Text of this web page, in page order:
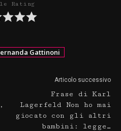
Rating
Gattinoni
Articolo successivo
Frase di Karl
Lagerfeld Non ho mai
giocato con gli altri
bambini: legge…